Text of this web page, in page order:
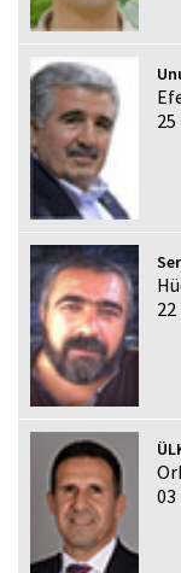
25
03